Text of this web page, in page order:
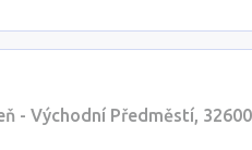
- Východní Předměstí, 32600